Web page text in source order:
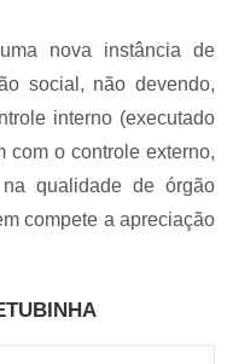
nova instância de
social, não devendo,
interno (executado
com o controle externo,
qualidade de órgão
compete a apreciação